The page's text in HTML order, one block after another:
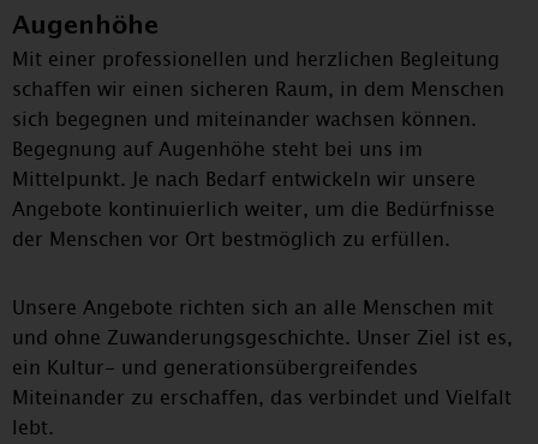
Augenhöhe
Mit einer professionellen und herzlichen Begleitung
schaffen wir einen sicheren Raum, in dem Menschen
sich begegnen und miteinander wachsen können.
Begegnung auf Augenhöhe steht bei uns im
Mittelpunkt. Je nach Bedarf entwickeln wir unsere
Angebote kontinuierlich weiter, um die Bedürfnisse
der Menschen vor Ort bestmöglich zu erfüllen.
Unsere Angebote richten sich an alle Menschen mit
und ohne Zuwanderungsgeschichte. Unser Ziel ist es,
ein Kultur- und generationsübergreifendes
Miteinander zu erschaffen, das verbindet und Vielfalt
lebt.